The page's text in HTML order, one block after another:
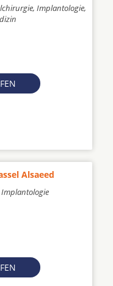
Implantologie,
Alsaeed